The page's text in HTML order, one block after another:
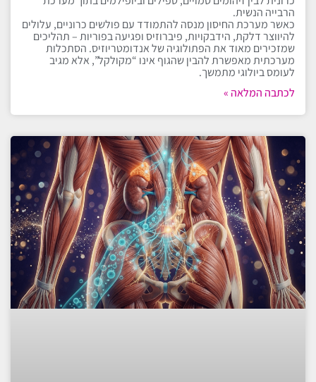
הרבייה הנשית.
כאשר מערכת החיסון מנסה להתמודד עם פולשים כרוניים, עלולים
להיווצר דלקת, הידבקויות, פיברוזיס ופגיעה בפוריות – תהליכים
שמזכירים מאוד את הפתולוגיה של אנדומטריוזיס. הסתכלות
מערכתית מאפשרת להבין שהגוף אינו “מקולקל”, אלא מגיב
לעומס ביולוגי מתמשך.
לכתבה המלאה »